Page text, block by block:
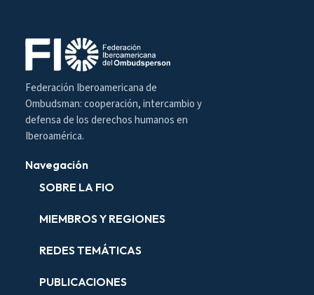
Federación Iberoamericana de
Ombudsman: cooperación, intercambio y
defensa de los derechos humanos en
Iberoamérica.
Navegación
SOBRE LA FIO
MIEMBROS Y REGIONES
REDES TEMÁTICAS
PUBLICACIONES